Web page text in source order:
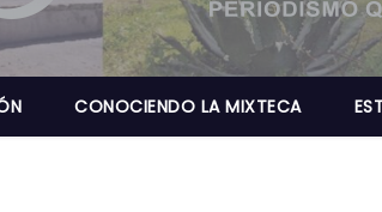
CONOCIENDO LA MIXTECA